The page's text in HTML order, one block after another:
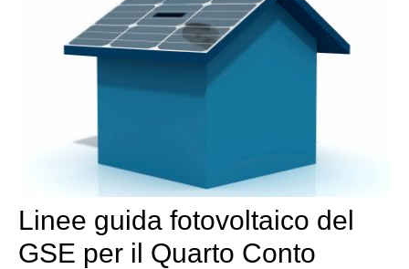
Linee guida fotovoltaico del
GSE per il Quarto Conto